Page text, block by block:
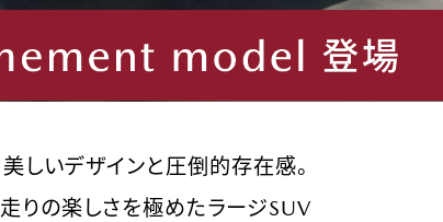
美しいデザインと圧倒的存在感。
走りの楽しさを極めたラージSUV